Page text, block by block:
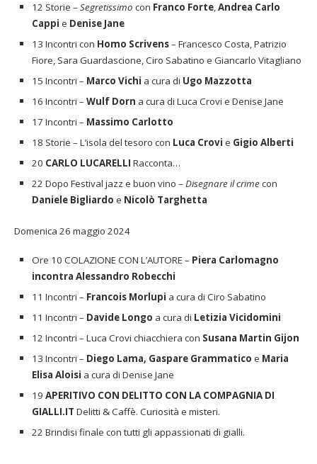
12 Storie – Segretissimo con Franco Forte,Andrea Carlo
Cappi e Denise Jane
13 Incontri con Homo Scrivens– Francesco Costa, Patrizio
Fiore, Sara Guardascione, Ciro Sabatino e Giancarlo Vitagliano
15 Incontri – Marco Vichi a cura di Ugo Mazzotta
16 Incontri – Wulf Dorn a cura di Luca Crovi e Denise Jane
17 Incontri – Massimo Carlotto
18 Storie – L’isola del tesoro con Luca Crovi e Gigio Alberti
20 CARLO LUCARELLI Racconta…
22 Dopo Festival jazz e buon vino – Disegnare il crimecon
Daniele Bigliardo e Nicolò Targhetta
Domenica 26 maggio 2024
Ore 10 COLAZIONE CON L’AUTORE – Piera Carlomagno
incontra Alessandro Robecchi
11 Incontri – Francois Morlupi a cura di Ciro Sabatino
11 Incontri – Davide Longo a cura di Letizia Vicidomini
12 Incontri – Luca Crovi chiacchiera con Susana Martin Gijon
13 Incontri – Diego Lama, Gaspare Grammatico e Maria
Elisa Aloisi a cura di Denise Jane
19 APERITIVO CON DELITTO CON LA COMPAGNIA DI
GIALLI.IT Delitti & Caffè. Curiosità e misteri.
22 Brindisi finale con tutti gli appassionati di gialli.